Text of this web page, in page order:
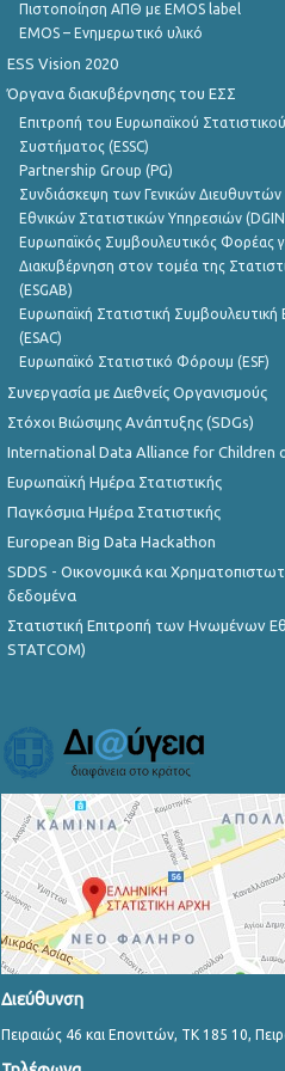
Πιστοποίηση ΑΠΘ με EMOS label
EMOS – Ενημερωτικό υλικό
ESS Vision 2020
Όργανα διακυβέρνησης του ΕΣΣ
Επιτροπή του Ευρωπαϊκού Στατιστικού
Συστήματος (ESSC)
Partnership Group (PG)
Συνδιάσκεψη των Γενικών
Εθνικών Στατιστικών Υπηρεσιών
Ευρωπαϊκός Συμβουλευτικός Φορέας
Διακυβέρνηση στον τομέα της
(ESGAB)
Ευρωπαϊκή Στατιστική Συμβουλευτική
(ESAC)
Ευρωπαϊκό Στατιστικό Φόρουμ (ESF)
Συνεργασία με Διεθνείς Οργανισμούς
Στόχοι Βιώσιμης Ανάπτυξης (SDGs)
International Data Alliance for Children
Ευρωπαϊκή Ημέρα Στατιστικής
Παγκόσμια Ημέρα Στατιστικής
European Big Data Hackathon
SDDS - Οικονομικά και
δεδομένα
Στατιστική Επιτροπή των Ηνωμένων
STATCOM)
Διεύθυνση
Πειραιώς 46 και Επονιτών, ΤΚ 185 10,